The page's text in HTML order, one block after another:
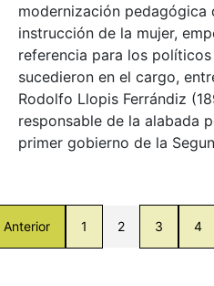
modernización pedagógica
instrucción de la mujer,
referencia para los
sucedieron en el cargo,
Rodolfo Llopis Ferrándiz
responsable de la alabada
primer gobierno de la
Anterior 1 2 3 4